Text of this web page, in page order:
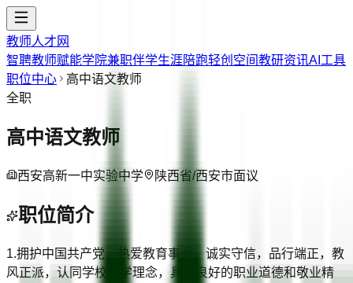
教师人才网
智聘教师赋能学院兼职伴学生涯陪跑轻创空间教研资讯AI工具
职位中心
高中语文教师
全职
高中语文教师
西安高新一中实验中学 陕西省/西安市面议
职位简介
1.拥护中国共产党，热爱教育事业，诚实守信，品行端正，教
风正派，认同学校办学理念，具备良好的职业道德和敬业精